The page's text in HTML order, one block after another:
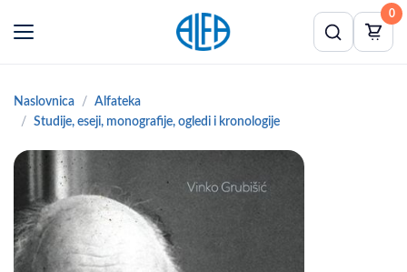
0
Naslovnica
Alfateka
Studije, eseji, monografije, ogledi i kronologije